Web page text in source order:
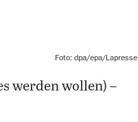
Foto: dpa/epa/Lapresse
werden wollen) –